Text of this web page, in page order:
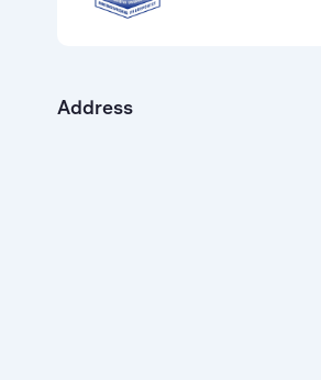
Address